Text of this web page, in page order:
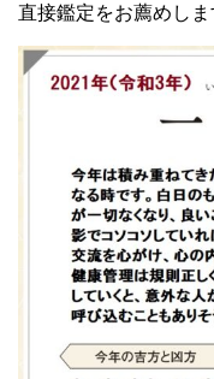
直接鑑定をお薦めしま